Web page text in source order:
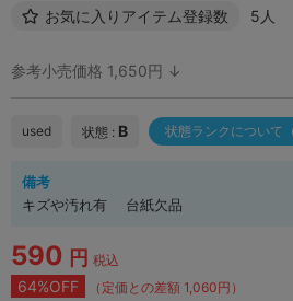
お気に入りアイテム登録数 5人
参考小売価格 1,650円 ↓
used 状態 : B 状態ランクについて
備考
キズや汚れ有 台紙欠品
590 円 税込
64%OFF （定価との差額 1,060円）